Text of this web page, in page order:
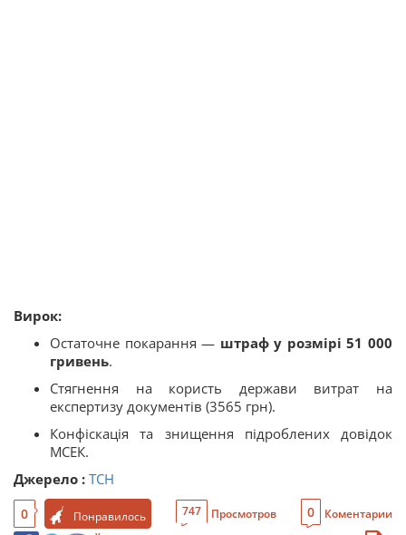
Вирок:
Остаточне покарання — штраф у розмірі 51 000
гривень.
Стягнення на користь держави витрат на
експертизу документів (3565 грн).
Конфіскація та знищення підроблених довідок
МСЕК.
Джерело : ТСН
0 Понравилось 747 Просмотров 0 Коментарии